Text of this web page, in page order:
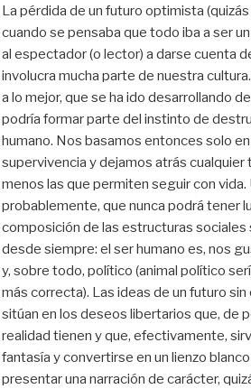
La pérdida de un futuro optimista
cuando se pensaba que todo iba a ser
al espectador (o lector) a darse cuenta
involucra mucha parte de nuestra
a lo mejor, que se ha ido desarrollando
podría formar parte del instinto de
humano. Nos basamos entonces solo
supervivencia y dejamos atrás cualquier
menos las que permiten seguir con vida.
probablemente, que nunca podrá tener
composición de las estructuras sociales
desde siempre: el ser humano es, nos
y, sobre todo, político (animal político
más correcta). Las ideas de un futuro
sitúan en los deseos libertarios que, de
realidad tienen y que, efectivamente,
fantasía y convertirse en un lienzo
presentar una narración de carácter,